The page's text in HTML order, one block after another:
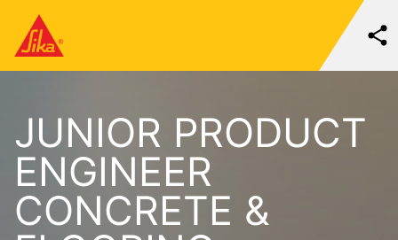
JUNIOR PRODUCT
ENGINEER
CONCRETE &